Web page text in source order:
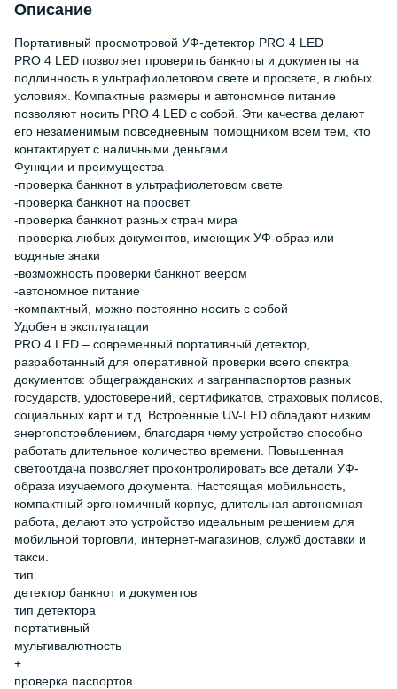
Описание
Портативный просмотровой УФ-детектор PRO 4 LED
PRO 4 LED позволяет проверить банкноты и документы на
подлинность в ультрафиолетовом свете и просвете, в любых
условиях. Компактные размеры и автономное питание
позволяют носить PRO 4 LED с собой. Эти качества делают
его незаменимым повседневным помощником всем тем, кто
контактирует с наличными деньгами.
Функции и преимущества
-проверка банкнот в ультрафиолетовом свете
-проверка банкнот на просвет
-проверка банкнот разных стран мира
-проверка любых документов, имеющих УФ-образ или
водяные знаки
-возможность проверки банкнот веером
-автономное питание
-компактный, можно постоянно носить с собой
Удобен в эксплуатации
PRO 4 LED – современный портативный детектор,
разработанный для оперативной проверки всего спектра
документов: общегражданских и загранпаспортов разных
государств, удостоверений, сертификатов, страховых полисов,
социальных карт и т.д. Встроенные UV-LED обладают низким
энергопотреблением, благодаря чему устройство способно
работать длительное количество времени. Повышенная
светоотдача позволяет проконтролировать все детали УФ-
образа изучаемого документа. Настоящая мобильность,
компактный эргономичный корпус, длительная автономная
работа, делают это устройство идеальным решением для
мобильной торговли, интернет-магазинов, служб доставки и
такси.
тип
детектор банкнот и документов
тип детектора
портативный
мультивалютность
+
проверка паспортов